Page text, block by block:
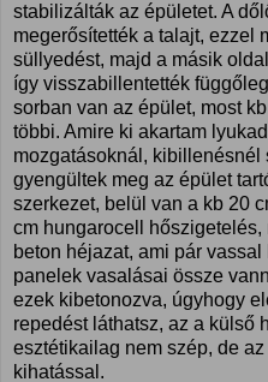
stabilizálták az épületet. A
megerősítették a talajt, ezzel
süllyedést, majd a másik
így visszabillentették
sorban van az épület, most
többi. Amire ki akartam
mozgatásoknál, kibillenésnél
gyengültek meg az épület
szerkezet, belül van a kb 20
cm hungarocell
beton héjazat, ami pár
panelek vasalásai össze
ezek kibetonozva, úgyhogy
repedést láthatsz, az a külső
esztétikailag nem szép, de
kihatással.